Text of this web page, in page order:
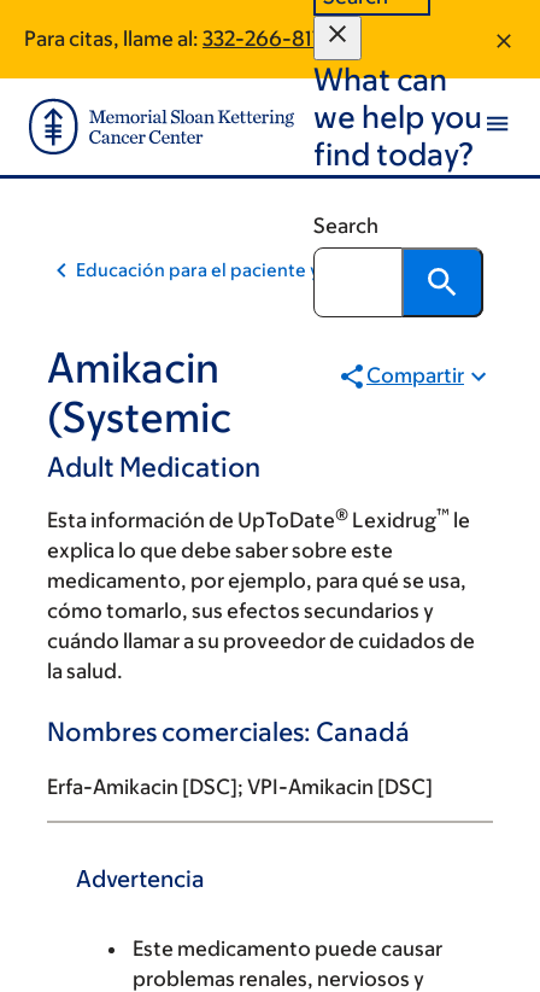
main
content
footer
Para citas, llame al: 332-266-8174
What can
we help you
find today?
Search
Educación para el paciente y la comunidad
Amikacin
(Systemic
Adult Medication
Compartir
Esta información de UpToDate® Lexidrug™ le
explica lo que debe saber sobre este
medicamento, por ejemplo, para qué se usa,
cómo tomarlo, sus efectos secundarios y
cuándo llamar a su proveedor de cuidados de
la salud.
Nombres comerciales: Canadá
Erfa-Amikacin [DSC]; VPI-Amikacin [DSC]
Advertencia
Este medicamento puede causar
problemas renales, nerviosos y